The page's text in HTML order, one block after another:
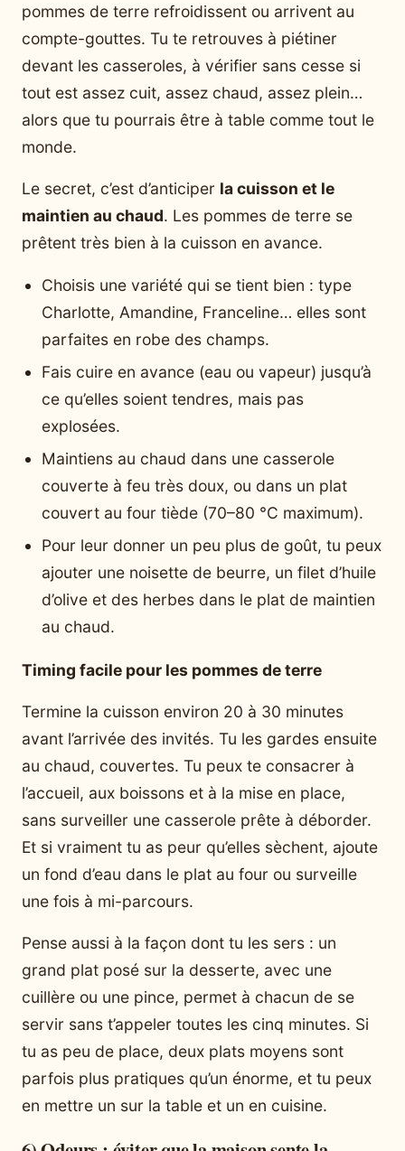
pommes de terre refroidissent ou arrivent au
compte-gouttes. Tu te retrouves à piétiner
devant les casseroles, à vérifier sans cesse si
tout est assez cuit, assez chaud, assez plein…
alors que tu pourrais être à table comme tout le
monde.
Le secret, c’est d’anticiper la cuisson et le
maintien au chaud. Les pommes de terre se
prêtent très bien à la cuisson en avance.
Choisis une variété qui se tient bien : type
Charlotte, Amandine, Franceline… elles sont
parfaites en robe des champs.
Fais cuire en avance (eau ou vapeur) jusqu’à
ce qu’elles soient tendres, mais pas
explosées.
Maintiens au chaud dans une casserole
couverte à feu très doux, ou dans un plat
couvert au four tiède (70–80 °C maximum).
Pour leur donner un peu plus de goût, tu peux
ajouter une noisette de beurre, un filet d’huile
d’olive et des herbes dans le plat de maintien
au chaud.
Timing facile pour les pommes de terre
Termine la cuisson environ 20 à 30 minutes
avant l’arrivée des invités. Tu les gardes ensuite
au chaud, couvertes. Tu peux te consacrer à
l’accueil, aux boissons et à la mise en place,
sans surveiller une casserole prête à déborder.
Et si vraiment tu as peur qu’elles sèchent, ajoute
un fond d’eau dans le plat au four ou surveille
une fois à mi-parcours.
Pense aussi à la façon dont tu les sers : un
grand plat posé sur la desserte, avec une
cuillère ou une pince, permet à chacun de se
servir sans t’appeler toutes les cinq minutes. Si
tu as peu de place, deux plats moyens sont
parfois plus pratiques qu’un énorme, et tu peux
en mettre un sur la table et un en cuisine.